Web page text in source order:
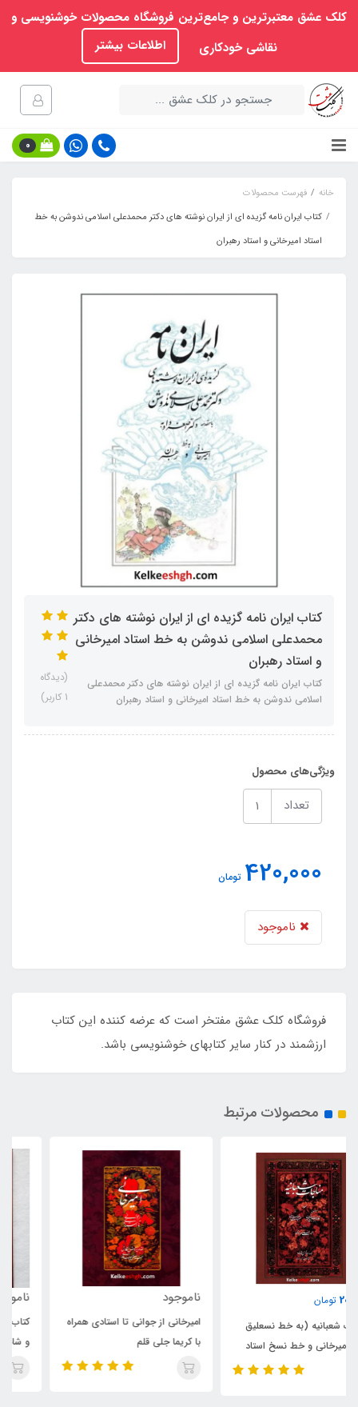
کلک عشق معتبرترین و جامع‌ترین فروشگاه محصولات خوشنویسی و
نقاشی خودکاری
اطلاعات بیشتر
0
خانه
فهرست محصولات
کتاب ایران نامه گزیده ای از ایران نوشته های دکتر محمدعلی اسلامی ندوشن به خط
استاد امیرخانی و استاد رهبران
کتاب ایران نامه گزیده ای از ایران نوشته های دکتر
محمدعلی اسلامی ندوشن به خط استاد امیرخانی
و استاد رهبران
کتاب ایران نامه گزیده ای از ایران نوشته های دکتر محمدعلی
اسلامی ندوشن به خط استاد امیرخانی و استاد رهبران
(دیدگاه
1 کاربر)
ویژگی‌های محصول
تعداد
420,000 تومان
ناموجود
فروشگاه کلک عشق مفتخر است که عرضه کننده این کتاب
ارزشمند در کنار سایر کتابهای خوشنویسی باشد.
محصولات مرتبط
ناموجود
امیرخانی از جوانی تا استادی همراه
با کریما جلی قلم
کتاب سرو سایه‌فکن درباره فردوسی
و شاهنامه